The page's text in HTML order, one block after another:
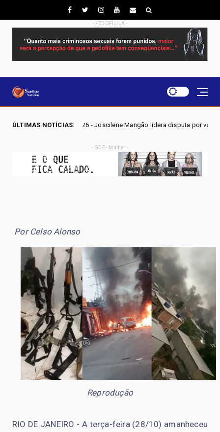
- PEDOFILILA -
ÚLTIMAS NOTÍCIAS:
- Joscilene Mangão lidera disputa por vaga na Alego em Novo Gama,
- GDF - Mulher -
Por Celso Alonso
Reprodução
RIO DE JANEIRO - A terça-feira (28/10) amanheceu